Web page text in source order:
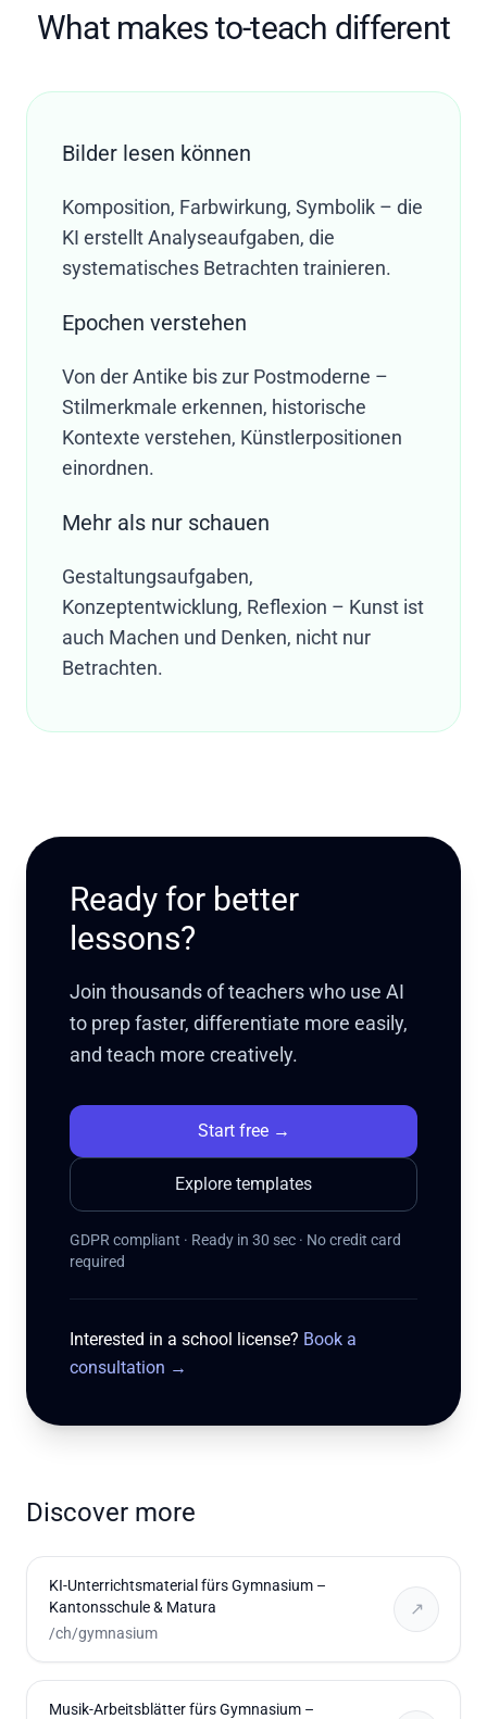
What makes to-teach different
Bilder lesen können
Komposition, Farbwirkung, Symbolik – die
KI erstellt Analyseaufgaben, die
systematisches Betrachten trainieren.
Epochen verstehen
Von der Antike bis zur Postmoderne –
Stilmerkmale erkennen, historische
Kontexte verstehen, Künstlerpositionen
einordnen.
Mehr als nur schauen
Gestaltungsaufgaben,
Konzeptentwicklung, Reflexion – Kunst ist
auch Machen und Denken, nicht nur
Betrachten.
Ready for better
lessons?
Join thousands of teachers who use AI
to prep faster, differentiate more easily,
and teach more creatively.
Start free→
Explore templates
GDPR compliant · Ready in 30 sec · No credit card
required
Interested in a school license? Book a
consultation →
Discover more
KI-Unterrichtsmaterial fürs Gymnasium –
Kantonsschule & Matura
/ch/gymnasium
↗
Musik-Arbeitsblätter fürs Gymnasium –